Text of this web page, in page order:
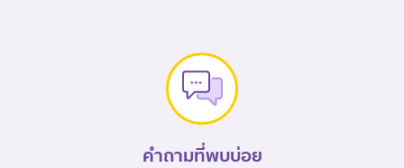
คำถามที่พบบ่อย